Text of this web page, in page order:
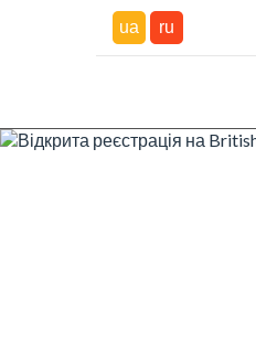
ua ru